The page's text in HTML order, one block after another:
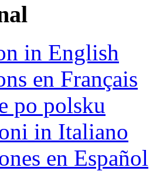
in English
en Français
po polsku
in Italiano
en Español